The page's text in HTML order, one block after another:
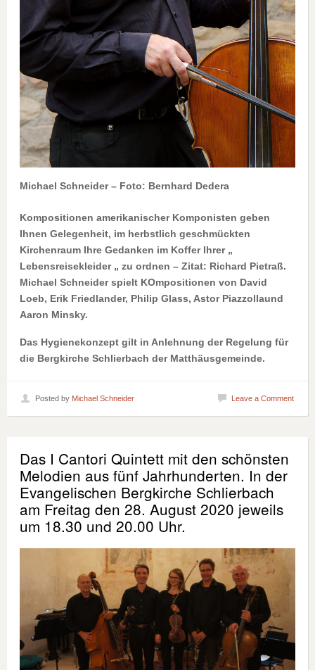
Michael Schneider – Foto: Bernhard Dedera
Kompositionen amerikanischer Komponisten geben
Ihnen Gelegenheit, im herbstlich geschmückten
Kirchenraum Ihre Gedanken im Koffer Ihrer „
Lebensreisekleider „ zu ordnen – Zitat: Richard Pietraß.
Michael Schneider spielt KOmpositionen von David
Loeb, Erik Friedlander, Philip Glass, Astor Piazzollaund
Aaron Minsky.
Das Hygienekonzept gilt in Anlehnung der Regelung für
die Bergkirche Schlierbach der Matthäusgemeinde.
Posted by Michael Schneider Leave a Comment
Das I Cantori Quintett mit den schönsten
Melodien aus fünf Jahrhunderten. In der
Evangelischen Bergkirche Schlierbach
am Freitag den 28. August 2020 jeweils
um 18.30 und 20.00 Uhr.